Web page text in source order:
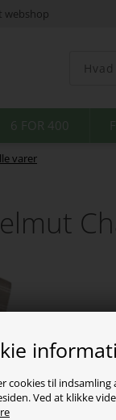
cookies til
Ved at klikke
webshop
6 FOR 400
varer